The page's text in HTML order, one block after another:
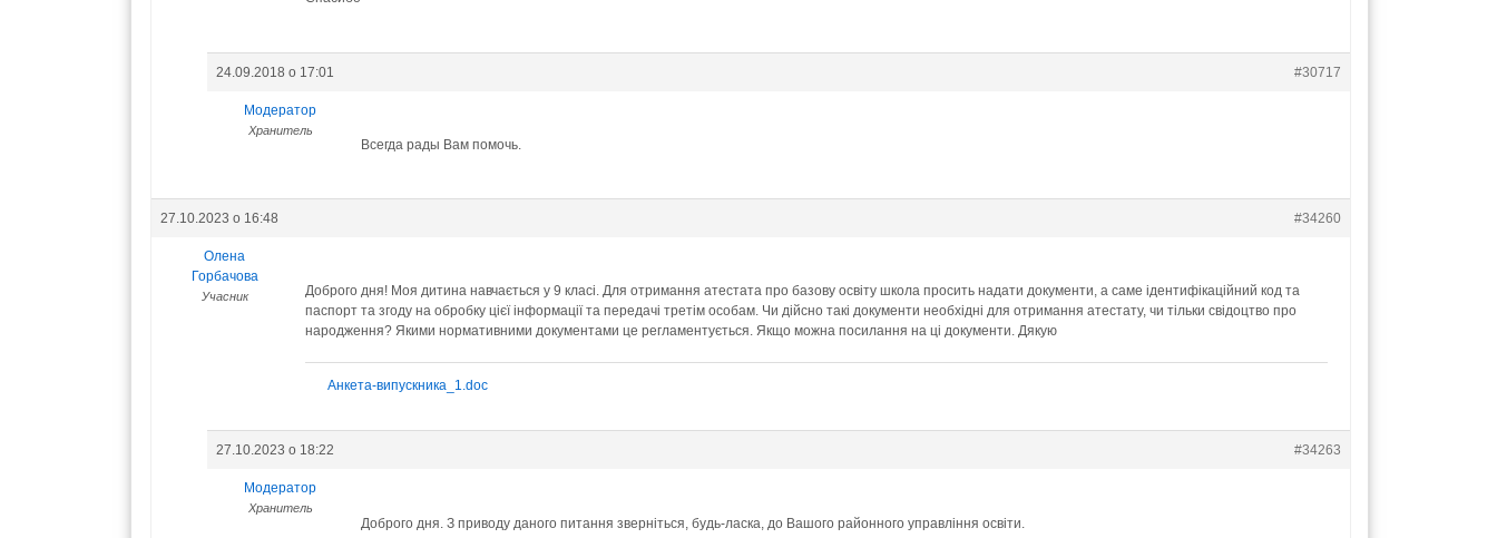
24.09.2018 о 17:01 #30717
Модератор
Хранитель
Всегда рады Вам помочь.
27.10.2023 о 16:48 #34260
Олена
Горбачова
Учасник
Доброго дня! Моя дитина навчається у 9 класі. Для отримання атестата про базову освіту школа просить надати документи, а саме ідентифікаційний код та
паспорт та згоду на обробку цієї інформації та передачі третім особам. Чи дійсно такі документи необхідні для отримання атестату, чи тільки свідоцтво про
народження? Якими нормативними документами це регламентується. Якщо можна посилання на ці документи. Дякую
Анкета-випускника_1.doc
27.10.2023 о 18:22 #34263
Модератор
Хранитель
Доброго дня. З приводу даного питання зверніться, будь-ласка, до Вашого районного управління освіти.